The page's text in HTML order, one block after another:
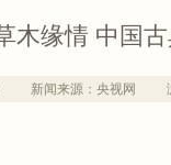
木缘情 中国
新闻来源：央视网